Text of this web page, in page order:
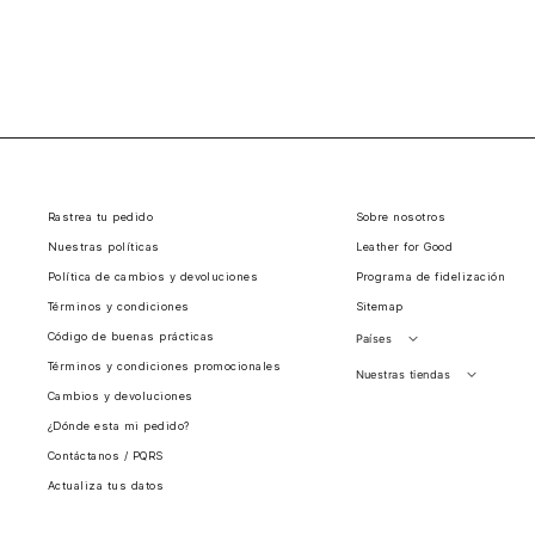
Rastrea tu pedido
Nuestras políticas
Política de cambios y devoluciones
Términos y condiciones
Código de buenas prácticas
Términos y condiciones promocionales
Cambios y devoluciones
¿Dónde esta mi pedido?
Contáctanos / PQRS
Actualiza tus datos
Sobre nosotros
Leather for Good
Programa de fidelización
Sitemap
Países
Perú
Nuestras tiendas